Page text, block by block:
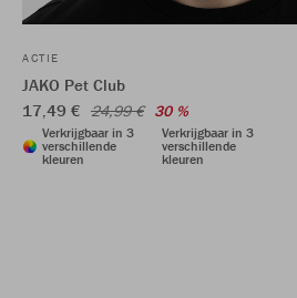
ACTIE
JAKO Pet Club
17,49 € 24,99 € 30 %
Verkrijgbaar in 3
verschillende
kleuren
Verkrijgbaar in 3
verschillende
kleuren